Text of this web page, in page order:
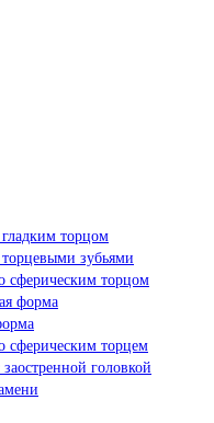
торцом
зубьями
торцом
форма
сферическим торцем
головкой